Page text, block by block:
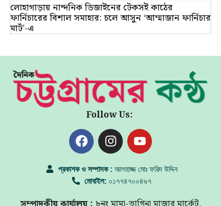
লোহাগাড়ায় নান্দনিক ডিজাইনের টেকসই কাঠের
ফার্নিচারের বিশাল সমাহার: চলে আসুন ‘আম্মাজান ফার্নিচার
মার্ট’-এ
Follow Us:
প্রকাশক ও সম্পাদক : আলহাজ্জ মোঃ ফরিদ উদ্দিন
মোবাইল: ০১৭৭৪৭০০৪৬৭